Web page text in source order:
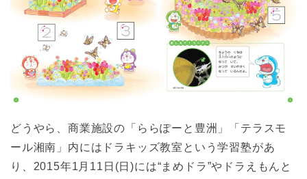
どうやら、商業施設の「ららぽーと豊洲」「テラスモ
ール湘南」内にはドラキッズ教室という学習塾があ
り、2015年1月11日(日)には“まめドラ”やドラえもんと